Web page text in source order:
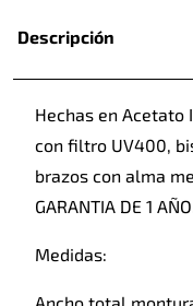
Descripción
Hechas en
con filtro UV400,
brazos con alma
GARANTIA DE 1
Medidas: